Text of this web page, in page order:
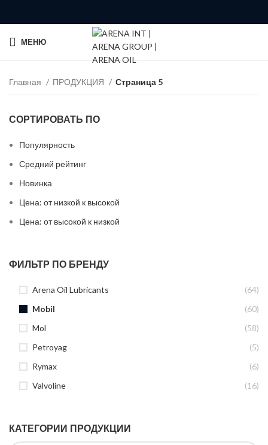
МЕНЮ
Главная ПРОДУКЦИЯ Страница 5
СОРТИРОВАТЬ ПО
Популярность
Средний рейтинг
Новинка
Цена: от низкой к высокой
Цена: от высокой к низкой
ФИЛЬТР ПО БРЕНДУ
Arena Oil Lubricants
(64)
Mobil
(60)
Mol
(58)
Petroyag
(5)
Rymax
(6)
Valvoline
(16)
КАТЕГОРИИ ПРОДУКЦИИ